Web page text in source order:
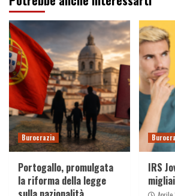
Burocrazia
Portogallo, promulgata
la riforma della legge
IRS